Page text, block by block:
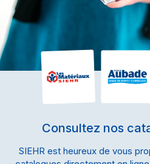
Consultez nos
SIEHR est heureux de vous